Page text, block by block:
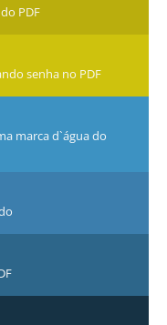
PDF
senha no PDF
marca d`água do